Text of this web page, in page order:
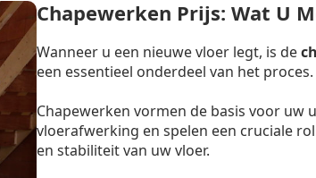
Chapewerken Prijs: Wat U
Wanneer u een nieuwe vloer legt, is de
een essentieel onderdeel van het proces.
Chapewerken vormen de basis voor uw
vloerafwerking en spelen een cruciale
en stabiliteit van uw vloer.